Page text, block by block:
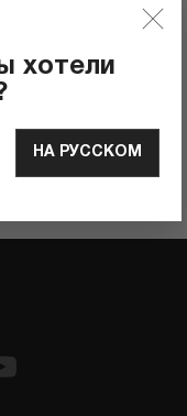
0
хотели
НА РУССКОМ